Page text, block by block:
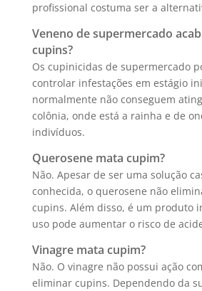
profissional costuma ser a
Veneno de supermercado
cupins?
Os cupinicidas de supermercado
controlar infestações em estágio
normalmente não conseguem
colônia, onde está a rainha e de
indivíduos.
Querosene mata cupim?
Não. Apesar de ser uma solução
conhecida, o querosene não
cupins. Além disso, é um produto
uso pode aumentar o risco de
Vinagre mata cupim?
Não. O vinagre não possui ação
eliminar cupins. Dependendo da